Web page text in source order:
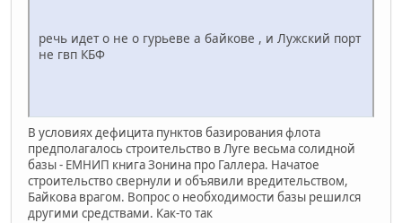
речь идет о не о гурьеве а байкове , и Лужский порт
не гвп КБФ
В условиях дефицита пунктов базирования флота
предполагалось строительство в Луге весьма солидной
базы - ЕМНИП книга Зонина про Галлера. Начатое
строительство свернули и объявили вредительством,
Байкова врагом. Вопрос о необходимости базы решился
другими средствами. Как-то так